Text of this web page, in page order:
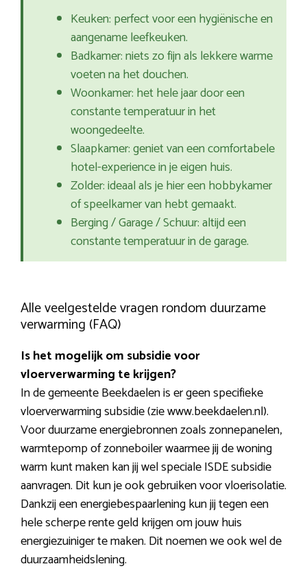
Keuken: perfect voor een hygiënische en
aangename leefkeuken.
Badkamer: niets zo fijn als lekkere warme
voeten na het douchen.
Woonkamer: het hele jaar door een
constante temperatuur in het
woongedeelte.
Slaapkamer: geniet van een comfortabele
hotel-experience in je eigen huis.
Zolder: ideaal als je hier een hobbykamer
of speelkamer van hebt gemaakt.
Berging / Garage / Schuur: altijd een
constante temperatuur in de garage.
Alle veelgestelde vragen rondom duurzame
verwarming (FAQ)
Is het mogelijk om subsidie voor
vloerverwarming te krijgen?
In de gemeente Beekdaelen is er geen specifieke
vloerverwarming subsidie (zie www.beekdaelen.nl).
Voor duurzame energiebronnen zoals zonnepanelen,
warmtepomp of zonneboiler waarmee jij de woning
warm kunt maken kan jij wel speciale ISDE subsidie
aanvragen. Dit kun je ook gebruiken voor vloerisolatie.
Dankzij een energiebespaarlening kun jij tegen een
hele scherpe rente geld krijgen om jouw huis
energiezuiniger te maken. Dit noemen we ook wel de
duurzaamheidslening.